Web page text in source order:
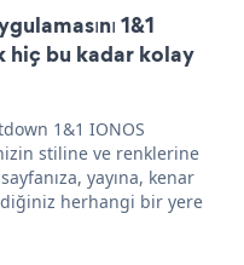
1&1
hiç bu kadar kolay
1&1 IONOS
stiline ve renklerine
yayına, kenar
herhangi bir yere